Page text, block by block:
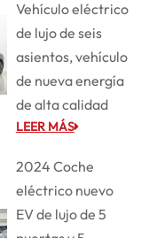
Vehículo eléctrico
de lujo de seis
asientos, vehículo
de nueva energía
de alta calidad
LEER MÁS
2024 Coche
eléctrico nuevo
EV de lujo de 5